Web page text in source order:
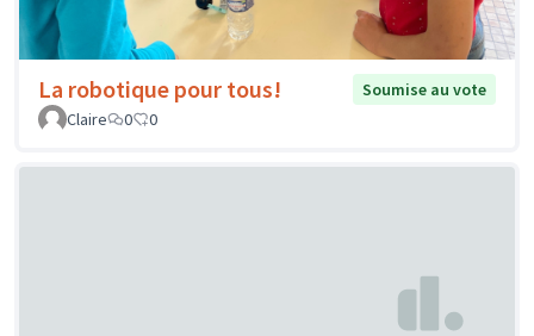
La robotique pour tous!
Soumise au vote
Claire
0 0